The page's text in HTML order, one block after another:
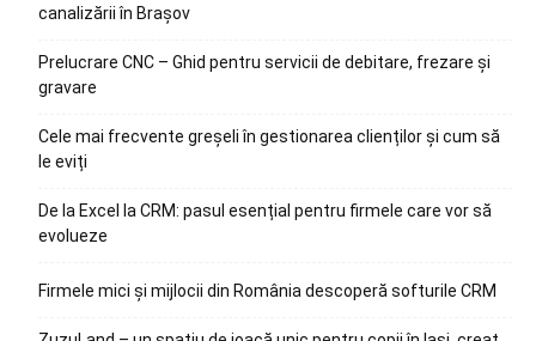
canalizării în Brașov
Prelucrare CNC – Ghid pentru servicii de debitare, frezare și
gravare
Cele mai frecvente greșeli în gestionarea clienților și cum să
le eviți
De la Excel la CRM: pasul esențial pentru firmele care vor să
evolueze
Firmele mici și mijlocii din România descoperă softurile CRM